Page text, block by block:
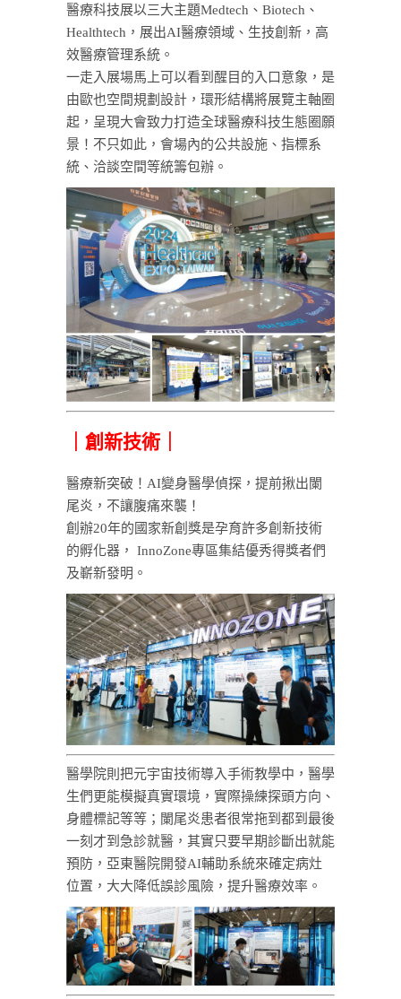
醫療科技展以三大主題Medtech、Biotech、
Healthtech，展出AI醫療領域、生技創新，高
效醫療管理系統。
一走入展場馬上可以看到醒目的入口意象，是
由歐也空間規劃設計，環形結構將展覽主軸圈
起，呈現大會致力打造全球醫療科技生態圈願
景！不只如此，會場內的公共設施、指標系
統、洽談空間等統籌包辦。
｜創新技術｜
醫療新突破！AI變身醫學偵探，提前揪出闌
尾炎，不讓腹痛來襲！
創辦20年的國家新創獎是孕育許多創新技術
的孵化器， InnoZone專區集結優秀得獎者們
及嶄新發明。
醫學院則把元宇宙技術導入手術教學中，醫學
生們更能模擬真實環境，實際操練探頭方向、
身體標記等等；闌尾炎患者很常拖到都到最後
一刻才到急診就醫，其實只要早期診斷出就能
預防，亞東醫院開發AI輔助系統來確定病灶
位置，大大降低誤診風險，提升醫療效率。